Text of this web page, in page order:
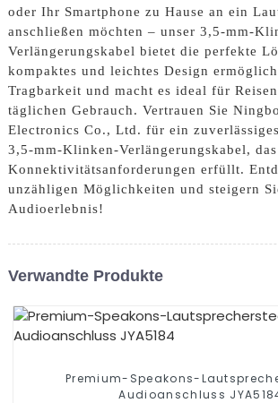
oder Ihr Smartphone zu Hause an ein
anschließen möchten – unser 3,5-mm-
Verlängerungskabel bietet die perfekte
kompaktes und leichtes Design
Tragbarkeit und macht es ideal für
täglichen Gebrauch. Vertrauen Sie
Electronics Co., Ltd. für ein
3,5-mm-Klinken-Verlängerungskabel,
Konnektivitätsanforderungen erfüllt.
unzähligen Möglichkeiten und steigern
Audioerlebnis!
Verwandte Produkte
Premium-Speakons-
Audioanschluss